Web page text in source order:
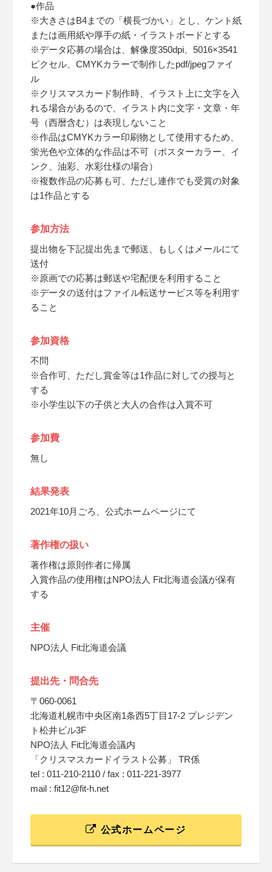
●作品
※大きさはB4までの「横長づかい」とし、ケント紙
または画用紙や厚手の紙・イラストボードとする
※データ応募の場合は、解像度350dpi、5016×3541
ピクセル、CMYKカラーで制作したpdf/jpegファイ
ル
※クリスマスカード制作時、イラスト上に文字を入
れる場合があるので、イラスト内に文字・文章・年
号（西暦含む）は表現しないこと
※作品はCMYKカラー印刷物として使用するため、
蛍光色や立体的な作品は不可（ポスターカラー、イ
ンク、油彩、水彩仕様の場合）
※複数作品の応募も可、ただし連作でも受賞の対象
は1作品とする
参加方法
提出物を下記提出先まで郵送、もしくはメールにて
送付
※原画での応募は郵送や宅配便を利用すること
※データの送付はファイル転送サービス等を利用す
ること
参加資格
不問
※合作可、ただし賞金等は1作品に対しての授与と
する
※小学生以下の子供と大人の合作は入賞不可
参加費
無し
結果発表
2021年10月ごろ、公式ホームページにて
著作権の扱い
著作権は原則作者に帰属
入賞作品の使用権はNPO法人 Fit北海道会議が保有
する
主催
NPO法人 Fit北海道会議
提出先・問合先
〒060-0061
北海道札幌市中央区南1条西5丁目17-2 プレジデン
ト松井ビル3F
NPO法人 Fit北海道会議内
「クリスマスカードイラスト公募」 TR係
tel : 011-210-2110 / fax : 011-221-3977
mail : fit12@fit-h.net
公式ホームページ